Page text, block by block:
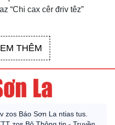
“Chi cax cêr đriv têz”
THÊM
zos Báo Sơn La ntias tus.